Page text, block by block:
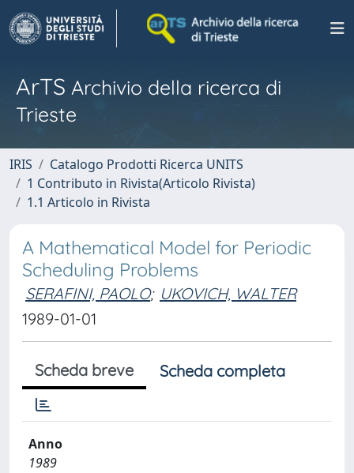
ArTS Archivio della ricerca di
Trieste
IRIS
Catalogo Prodotti Ricerca UNITS
1 Contributo in Rivista(Articolo Rivista)
1.1 Articolo in Rivista
A Mathematical Model for Periodic
Scheduling Problems
SERAFINI, PAOLO; UKOVICH, WALTER
1989-01-01
Scheda breve Scheda completa
Anno
1989